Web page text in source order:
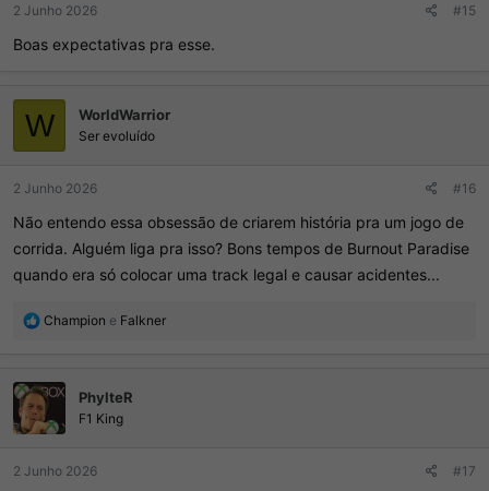
2 Junho 2026 #15
Boas expectativas pra esse.
W WorldWarrior
Ser evoluído
2 Junho 2026 #16
Não entendo essa obsessão de criarem história pra um jogo de
corrida. Alguém liga pra isso? Bons tempos de Burnout Paradise
quando era só colocar uma track legal e causar acidentes...
R
ç
õ
e
s
Champion e Falkner
PhylteR
F1 King
2 Junho 2026 #17